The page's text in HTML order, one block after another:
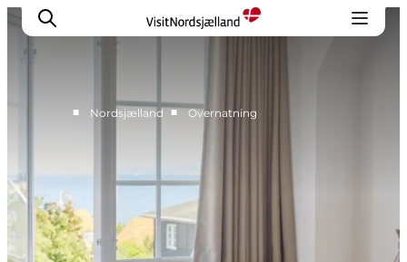
Oplev
Det Sker
Overnatning
Byer
■ Nordsjælland ■ Overnatning